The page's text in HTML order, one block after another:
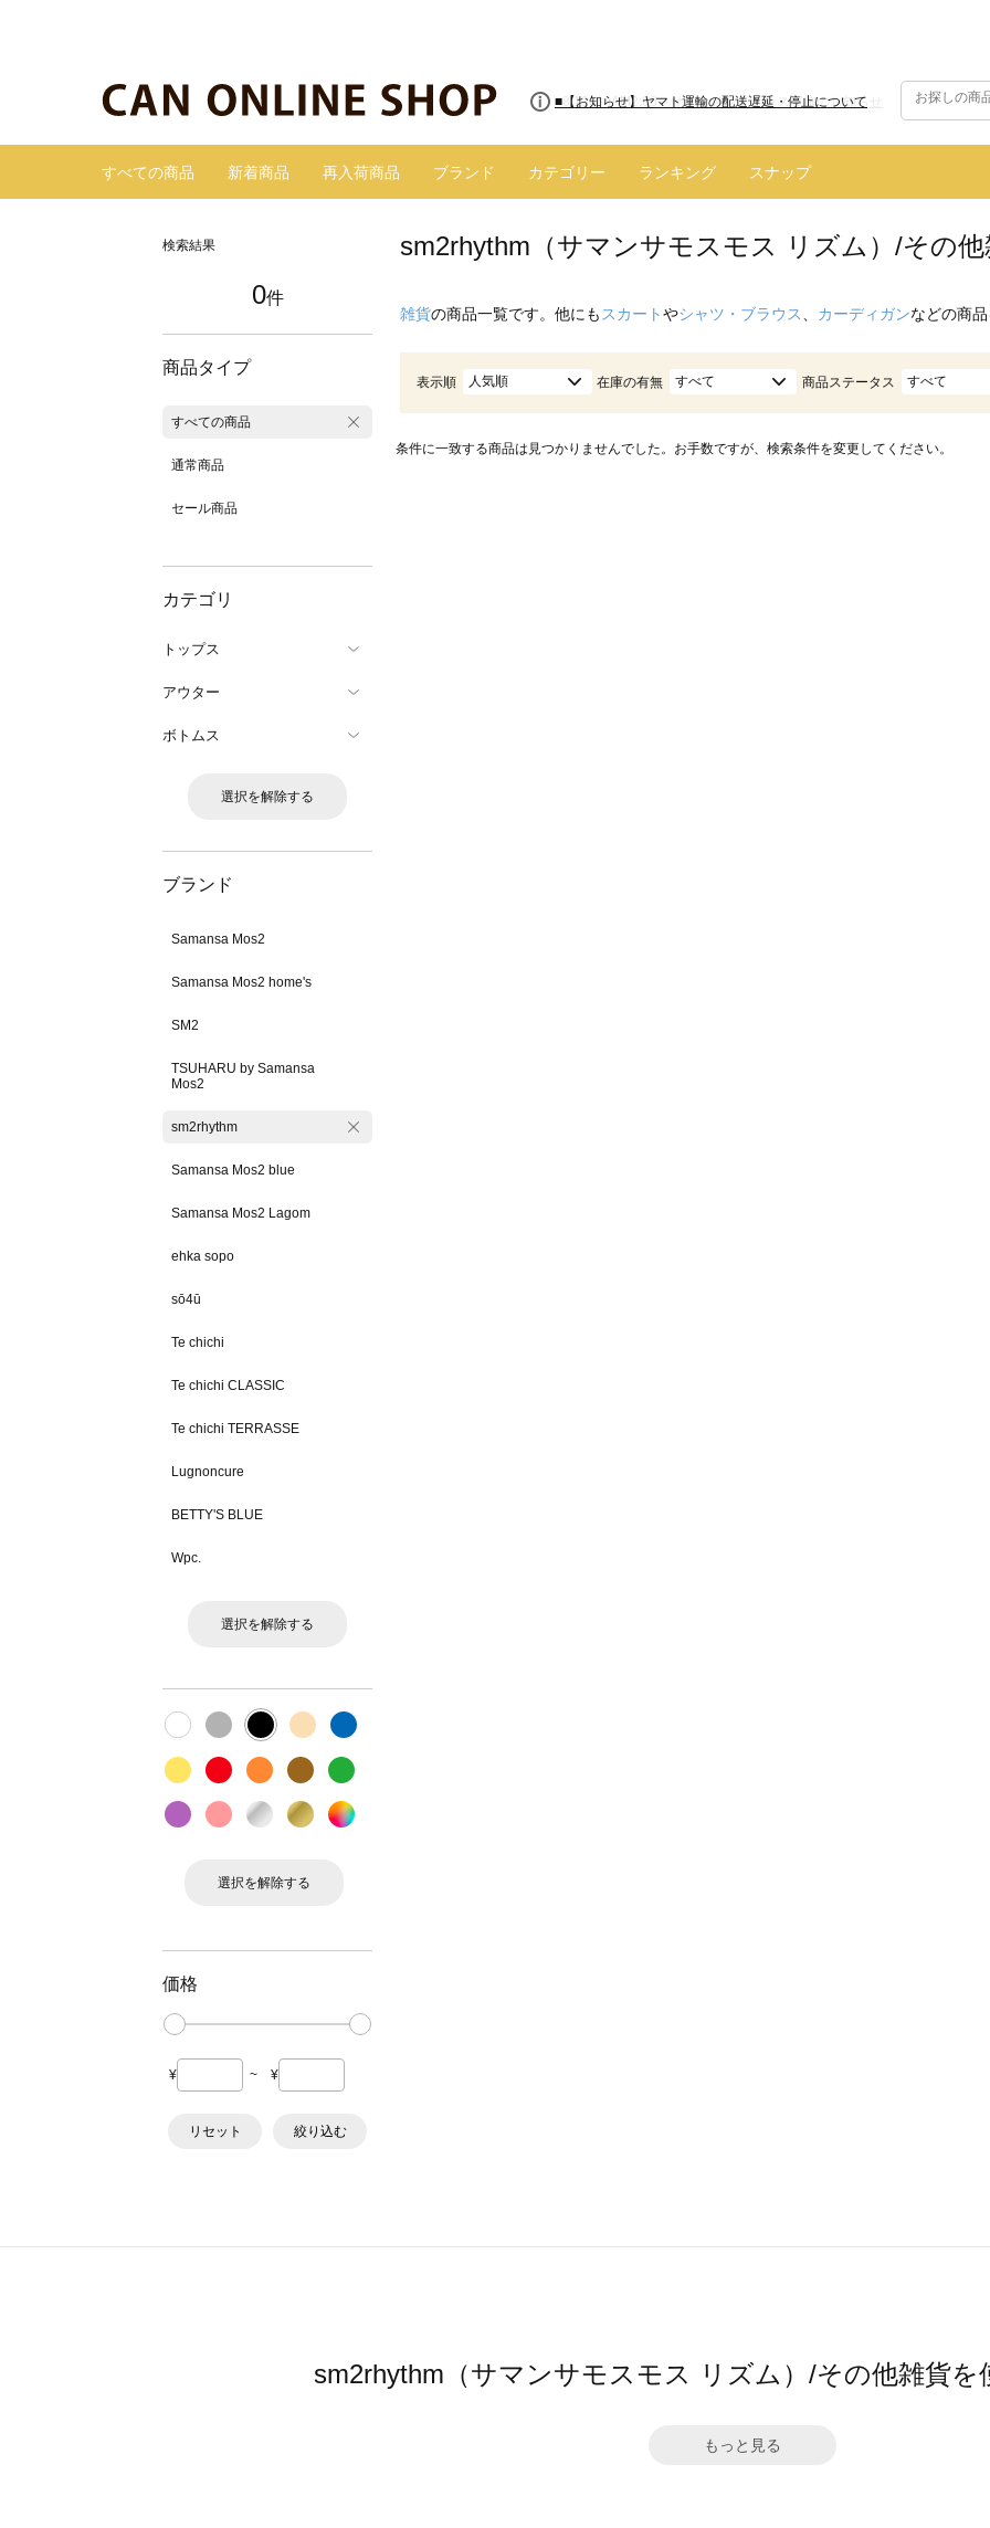
■8/13(木)AM2:00～サイトメンテナンス実施のお知らせ
■【お知らせ】ヤマト運輸の配送遅延・停止について
すべての商品 新着商品 再入荷商品 ブランド カテゴリー ランキング スナップ
検索結果
0件
商品タイプ
すべての商品
通常商品
セール商品
カテゴリ
トップス
アウター
ボトムス
選択を解除する
ブランド
Samansa Mos2
Samansa Mos2 home's
SM2
TSUHARU by Samansa
Mos2
sm2rhythm
Samansa Mos2 blue
Samansa Mos2 Lagom
ehka sopo
sō4ū
Te chichi
Te chichi CLASSIC
Te chichi TERRASSE
Lugnoncure
BETTY'S BLUE
Wpc.
選択を解除する
選択を解除する
価格
¥ ~ ¥
リセット 絞り込む
sm2rhythm（サマンサモスモス リズム）/その他
雑貨の商品一覧です。他にも スカートやシャツ・ブラウス カーディガンなどの商
表示順 人気順 在庫の有無 すべて 商品ステータス すべて
条件に一致する商品は見つかりませんでした。お手数ですが、検索条件を変更してください。
sm2rhythm（サマンサモスモス リズム）/その他雑貨
もっと見る